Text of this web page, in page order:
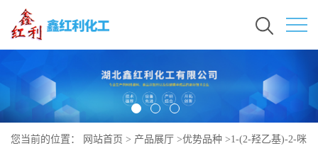
您当前的位置： 网站首页 > 产品展厅 >优势品种 >1-(2-羟乙基)-2-咪